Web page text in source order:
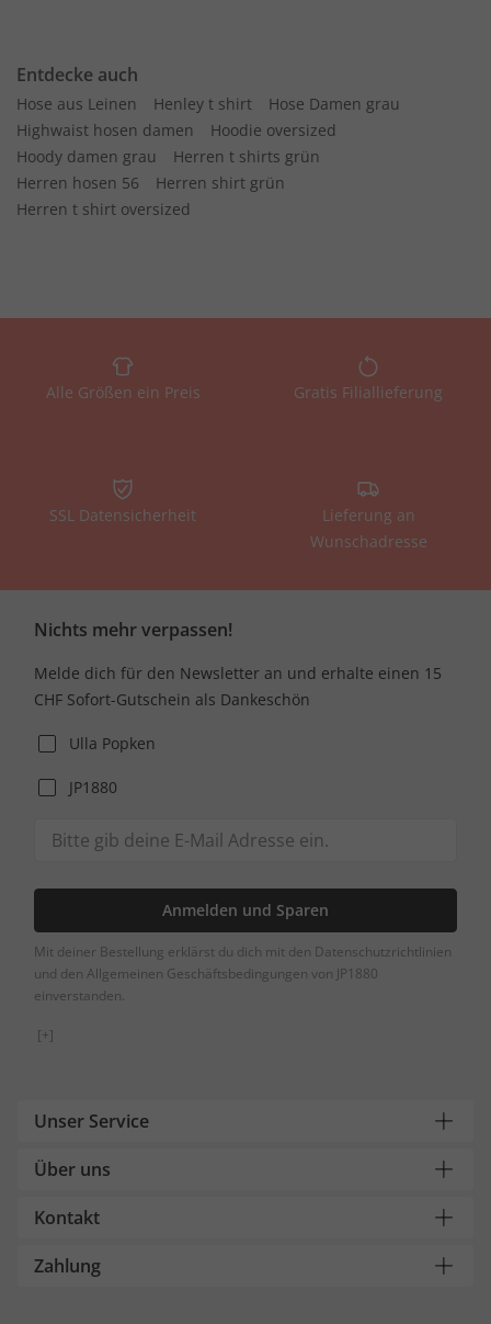
Entdecke auch
Hose aus Leinen Henley t shirt
Hose Damen grau
Highwaist hosen damen
Hoodie oversized
Hoody damen grau
Herren t shirts grün
Herren hosen 56
Herren shirt grün
Herren t shirt oversized
Alle Größen ein Preis Gratis Filiallieferung
SSL Datensicherheit
Lieferung an
Wunschadresse
Nichts mehr verpassen!
Melde dich für den Newsletter an und erhalte einen 15
CHF Sofort-Gutschein als Dankeschön
Ulla Popken
JP1880
Anmelden und Sparen
Mit deiner Bestellung erklärst du dich mit den Datenschutzrichtlinien
und den Allgemeinen Geschäftsbedingungen von JP1880
einverstanden.
[+]
Unser Service
Über uns
Kontakt
Zahlung